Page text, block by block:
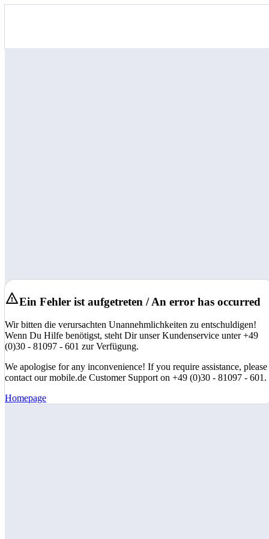
Ein Fehler ist aufgetreten / An error has occurred
Wir bitten die verursachten Unannehmlichkeiten zu entschuldigen!
Wenn Du Hilfe benötigst, steht Dir unser Kundenservice unter +49
(0)30 - 81097 - 601 zur Verfügung.
We apologise for any inconvenience! If you require assistance, please
contact our mobile.de Customer Support on +49 (0)30 - 81097 - 601.
Homepage